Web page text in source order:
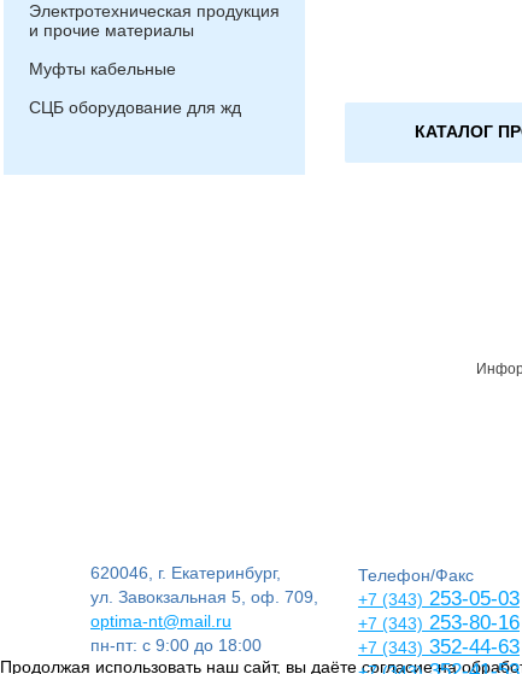
Электротехническая продукция
и прочие материалы
Муфты кабельные
СЦБ оборудование для жд
КАТАЛОГ
620046, г. Екатеринбург,
ул. Завокзальная 5, оф. 709,
optima-nt@mail.ru
пн-пт: с 9:00 до 18:00
Телефон/Факс
+7 (343) 253-05-03
+7 (343) 253-80-16
+7 (343) 352-44-63
Продолжая использовать наш сайт, вы даёте согласие на